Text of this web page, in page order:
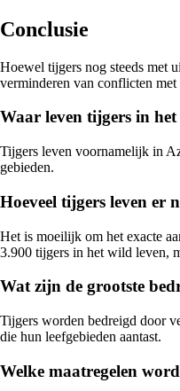
Conclusie
Hoewel tijgers nog steeds met
verminderen van conflicten
Waar leven tijgers in
Tijgers leven voornamelijk in
gebieden.
Hoeveel tijgers leven er
Het is moeilijk om het exacte
3.900 tijgers in het wild leven,
Wat zijn de grootste
Tijgers worden bedreigd door
die hun leefgebieden aantast.
Welke maatregelen